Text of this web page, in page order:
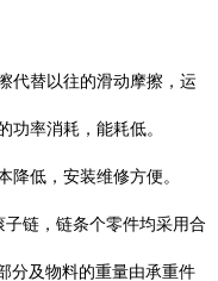
代替以往的滑动摩擦，运
功率消耗，能耗低。
降低，安装维修方便。
链，链条个零件均采用合
分及物料的重量由承重件